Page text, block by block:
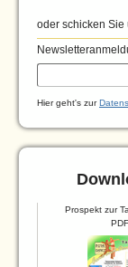
oder schicken Sie
Hier geht's zur
Prospekt zur
PDF